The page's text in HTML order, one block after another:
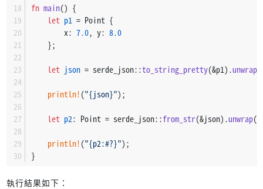
fn main() {
let p1 = Point {
        x:
7.0, y: 8.0
    };
let json = serde_json::to_string_pretty(&p1).unwrap
println! ("{json}");
let p2: Point = serde_json::from_str(&json).unwrap
println! ("{p2:#?}");
}
執行結果如下：